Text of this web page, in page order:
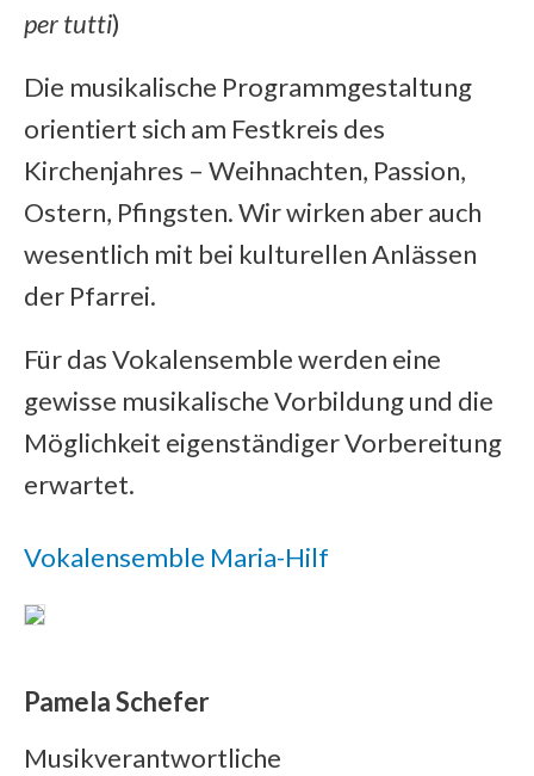
per tutti)
Die musikalische Programmgestaltung
orientiert sich am Festkreis des
Kirchenjahres – Weihnachten, Passion,
Ostern, Pfingsten. Wir wirken aber auch
wesentlich mit bei kulturellen Anlässen
der Pfarrei.
Für das Vokalensemble werden eine
gewisse musikalische Vorbildung und die
Möglichkeit eigenständiger Vorbereitung
erwartet.
Vokalensemble Maria-Hilf
Pamela Schefer
Musikverantwortliche